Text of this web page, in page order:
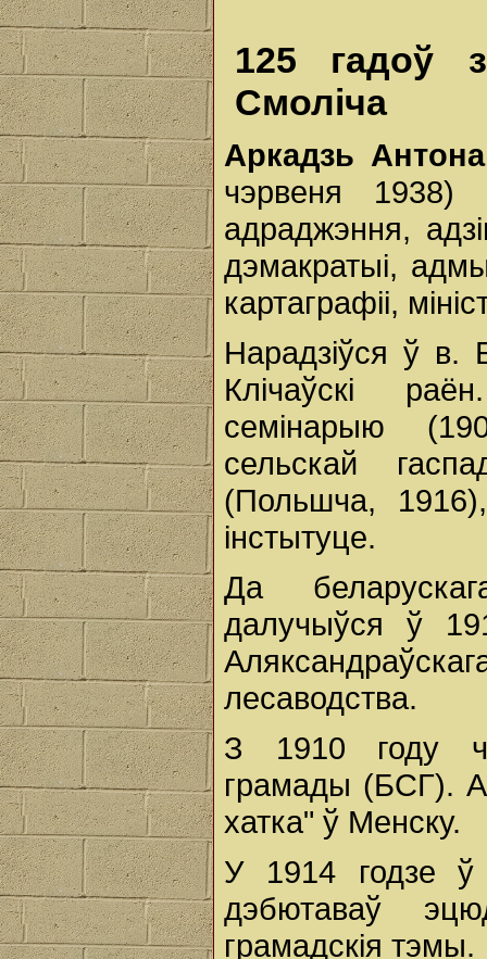
125 гадоў
Смоліча
Аркадзь
чэрвеня 1938)
адраджэння,
дэмакратыі,
картаграфіі,
Нарадзіўся ў в.
Клічаўскі
семінарыю
сельскай
(Польшча, 1916),
інстытуце.
Да
далучыўся ў
лесаводства.
З 1910 году
грамады (БСГ).
хатка" ў Менску.
У 1914 годзе ў
дэбютаваў
грамадскія тэмы.